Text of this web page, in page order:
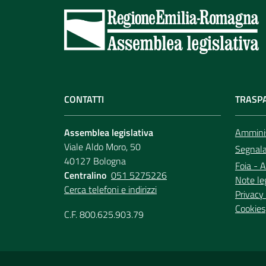
CONTATTI
Assemblea legislativa
Viale Aldo Moro, 50
40127 Bologna
Centralino 051 5275226
Cerca telefoni e indirizzi
C.F. 800.625.903.79
Foia -
Note
Cookies